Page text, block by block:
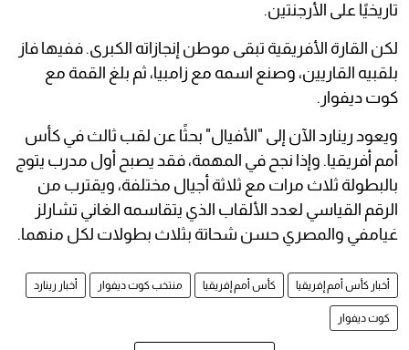
تاريخيًا على الأرجنتين.
لكن القارة الأفريقية تبقى موطن إنجازاته الكبرى. ففيها فاز
بلقبيه القاريين، وصنع اسمه مع زامبيا، ثم بلغ القمة مع
كوت ديفوار.
ويعود رينارد الآن إلى "الأفيال" بحثًا عن لقب ثالث في كأس
أمم أفريقيا. وإذا نجح في المهمة، فقد يصبح أول مدرب يتوج
بالبطولة ثلاث مرات مع ثلاثة أجيال مختلفة، ويقترب من
الرقم القياسي لعدد الألقاب الذي يتقاسمه الغاني تشارلز
غيامفي والمصري حسن شحاتة بثلاث بطولات لكل منهما.
أخبار كأس أمم إفريقيا كأس أمم إفريقيا منتخب كوت ديفوار أخبار رينارد
كوت ديفوار